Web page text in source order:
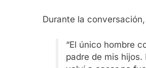
Durante la
“El único hombre
padre de mis